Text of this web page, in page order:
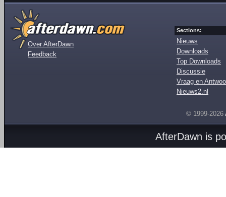
Over AfterDawn
Feedback
Sections:
Nieuws
Downloads
Top Downloads
Discussie
Vraag en
Nieuws2.nl
© 1999-2026
AfterDawn is